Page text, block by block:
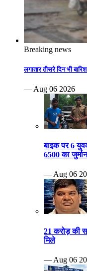
Breaking news
लगातार तीसरे दिन भी
— Aug 06 2026
बाइक पर 6
6500 का
— Aug 06
21 करोड़ की
मिले
— Aug 06